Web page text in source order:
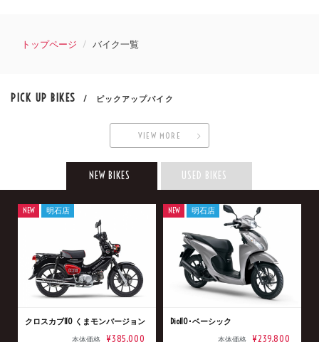
トップページ バイク一覧
PICK UP BIKES / ピックアップバイク
VIEW MORE
NEW BIKES USED BIKES
クロスカブ110 くまモンバージョン
本体価格 ¥385,000
NEW 明石店
Dio110･ベーシック
本体価格 ¥239,800
NEW 明石店